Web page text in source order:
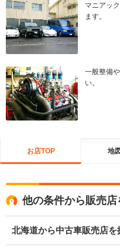
マニアッ
ます。
一般整備
い。
お店TOP 地
他の条件から販売店
北海道から中古車販売店を